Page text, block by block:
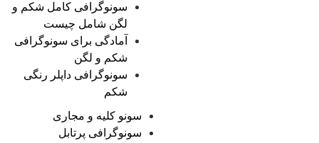
سونوگرافی کامل شکم و
لگن شامل چیست
آمادگی برای سونوگرافی
شکم و لگن
سونوگرافی داپلر رنگی
شکم
سونو کلیه و مجاری
سونوگرافی پرتابل